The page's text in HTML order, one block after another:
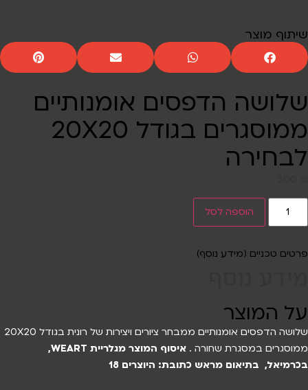
שיתוף מוצר
שלושה הדפסים אומנותיים
ממוסגרים בגודל 20X20
לבחירה
הוספה לסל
פרטים טכניים (מידע נוסף)
על המוצר
שלושה הדפסים אומנותיים ממבחר ציורים ויצירות של רונית בגודל 20X20
ממוסגרים במסגרת שחורה .
איסוף המוצר מגלריית WEART,
בכרמיאל, בתיאום מראש כתובת: היוצרים 18